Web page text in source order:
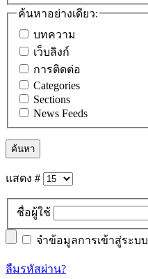
ค้นหาอย่างเดียว:
บทความ
เว็บลิงก์
การติดต่อ
Categories
Sections
News Feeds
ค้นหา
แสดง #
ชื่อผู้ใช้
จำข้อมูลการเข้าสู่ระบบ
ลืมรหัสผ่าน?